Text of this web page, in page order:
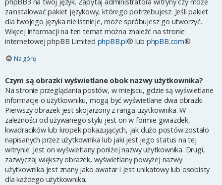
zainstalować pakiet językowy, którego potrzebujesz. Jeśli pakiet
dla twojego języka nie istnieje, może spróbujesz go utworzyć.
Więcej informacji na ten temat można znaleźć na stronie
internetowej phpBB Limited phpBB.pl® lub phpBB.com®
Na górę
Czym są obrazki wyświetlane obok nazwy użytkownika?
Na stronie przeglądania postów, w miejscu, gdzie są wyświetlane
informacje o użytkowniku, mogą być wyświetlane dwa obrazki.
Pierwszy obrazek jest skojarzony z rangą użytkownika. W
zależności od używanego stylu jest on w formie gwiazdek,
kwadracików lub kropek pokazujących, jak dużo postów zostało
napisanych przez użytkownika lub jaki jest jego status na tej
witrynie. Jest on wyświetlany poniżej nazwy użytkownika. Drugi,
zazwyczaj większy obrazek, wyświetlany powyżej nazwy
użytkownika jest znany jako awatar i jest unikatowy lub osobisty
dla każdego użytkownika.